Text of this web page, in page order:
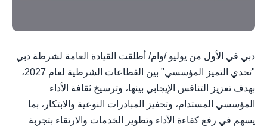
دبي في الأول من يوليو /وام/ أطلقت القيادة العامة لشرطة دبي
"تحدي التميز المؤسسي" بين القطاعات الشرطية لعام 2027،
بهدف تعزيز التنافس الإيجابي بينها، وترسيخ ثقافة الأداء
المؤسسي المستدام، وتحفيز المبادرات النوعية والابتكار، بما
يسهم في رفع كفاءة الأداء وتطوير الخدمات والارتقاء بتجربة